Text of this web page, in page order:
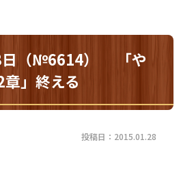
日（№6614） 「や
」終える
投稿日：2015.01.28